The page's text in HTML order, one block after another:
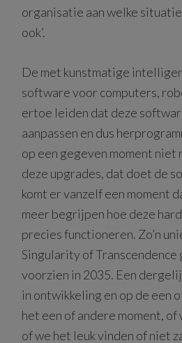
organisatie aan welke
ook’.
De met kunstmatige
software voor computers,
ertoe leiden dat deze
aanpassen en dus
op een gegeven moment niet
deze upgrades, dat doet de
komt er vanzelf een moment
meer begrijpen hoe deze
precies functioneren. Zo’n
Singularity of Transcendence
voorzien in 2035. Een
in ontwikkeling en op de een
het een of andere moment,
of we het leuk vinden of niet